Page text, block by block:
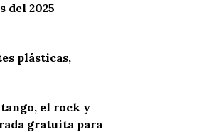
del 2025
plásticas,
el rock y
gratuita para